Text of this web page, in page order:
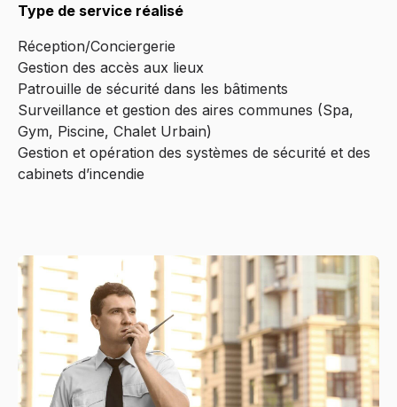
Type de service réalisé
Réception/Conciergerie
Gestion des accès aux lieux
Patrouille de sécurité dans les bâtiments
Surveillance et gestion des aires communes (Spa,
Gym, Piscine, Chalet Urbain)
Gestion et opération des systèmes de sécurité et des
cabinets d’incendie